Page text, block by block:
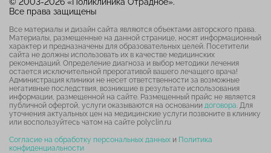
Все права защищены
Все материалы и дизайн сайта являются объектами авторского права.
Материалы, размещенные на данной странице, носят информационный
характер и предназначены для образовательных целей. Посетители
сайта не должны использовать их в качестве медицинских
рекомендаций. Определение диагноза и выбор методики лечения
остается исключительной прерогативой вашего лечащего врача!
Администрация клиники не несет ответственности за возможные
негативные последствия, возникшие в результате использования
информации, размещенной на сайте. Размещенный прайс не является
публичной офертой, услуги оказываются на основании договора. Для
уточнения актуальных цен на медицинские услуги позвоните в клинику
или воспользуйтесь чатом на сайте polyclin.ru
Согласие на обработку персональных данных и Политика
конфиденциальности